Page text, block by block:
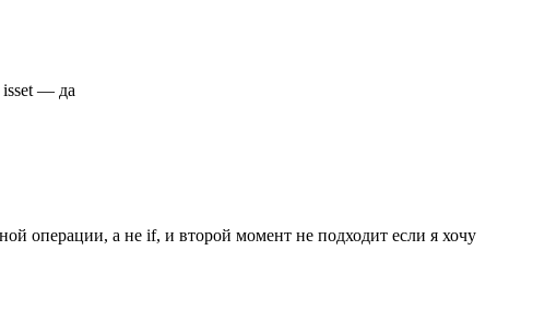
isset — да
операции, а не if, и второй момент не подходит если я хочу